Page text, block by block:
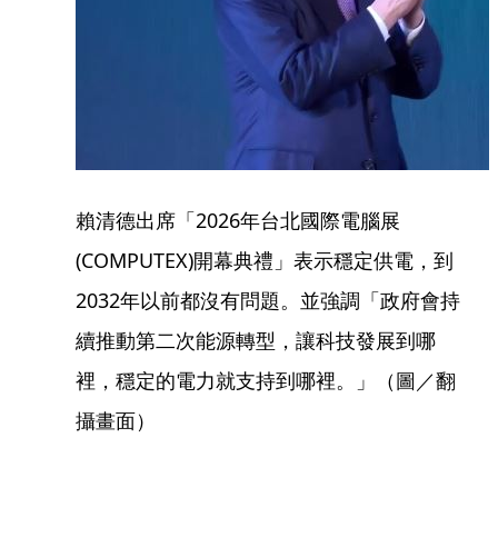
賴清德出席「2026年台北國際電腦展
(COMPUTEX)開幕典禮」表示穩定供電，到
2032年以前都沒有問題。並強調「政府會持
續推動第二次能源轉型，讓科技發展到哪
裡，穩定的電力就支持到哪裡。」（圖／翻
攝畫面）